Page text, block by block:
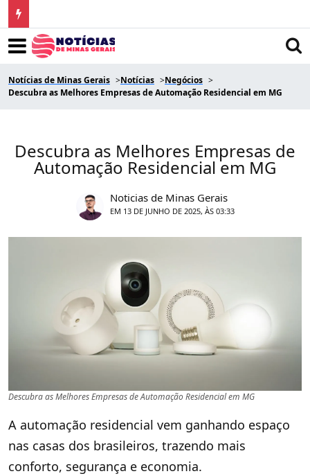
Notícias de Minas Gerais Notícias
Negócios
Descubra as Melhores Empresas de Automação Residencial em MG
Descubra as Melhores Empresas de
Automação Residencial em MG
Noticias de Minas Gerais
EM 13 DE JUNHO DE 2025, ÀS 03:33
Descubra as Melhores Empresas de Automação Residencial em MG
A automação residencial vem ganhando espaço
nas casas dos brasileiros, trazendo mais
conforto, segurança e economia.